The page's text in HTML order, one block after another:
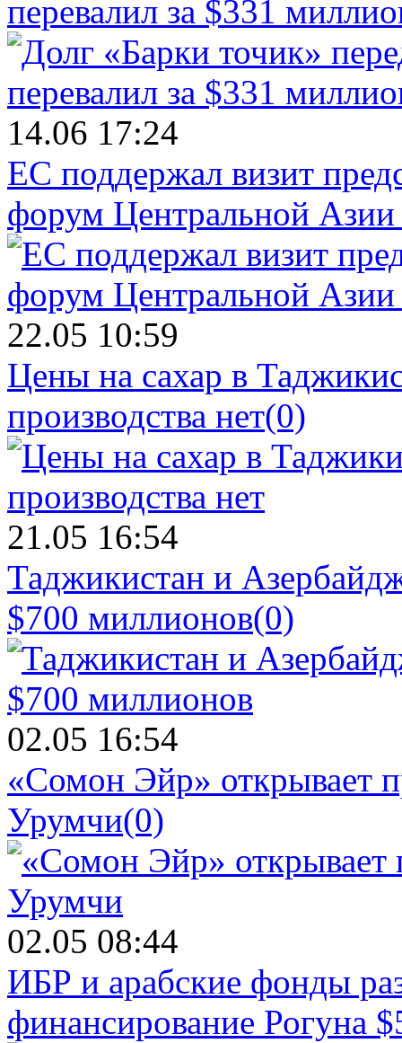
перевалил за $331
14.06 17:24
ЕС поддержал визит
форум Центральной Азии
22.05 10:59
Цены на сахар в
производства нет(0)
21.05 16:54
Таджикистан и
$700 миллионов(0)
02.05 16:54
«Сомон Эйр» открывает
Урумчи(0)
02.05 08:44
ИБР и арабские фонды
финансирование Рогуна